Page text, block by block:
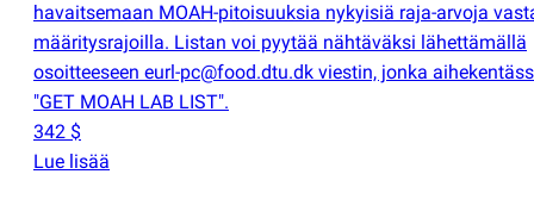
havaitsemaan MOAH-pitoisuuksia nykyisiä raja-arvoja
määritysrajoilla. Listan voi pyytää nähtäväksi lähettämällä
osoitteeseen eurl-pc@food.dtu.dk viestin, jonka
"GET MOAH LAB LIST".
342 $
Lue lisää